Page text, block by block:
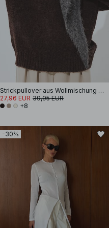
Strickpullover aus Wollmischung mit Rundhalsausschnitt
27,96 EUR 39,95 EUR
+8
-30%